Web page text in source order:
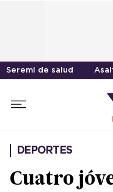
Seremi de salud
DEPORTES
Cuatro